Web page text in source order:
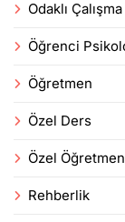
Odaklı Çalışma
Öğrenci
Öğretmen
Özel Ders
Özel Öğretmen
Rehberlik